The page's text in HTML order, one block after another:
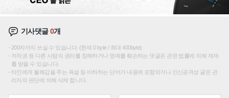
기사댓글0개
200자까지 쓰실 수 있습니다. (현재 0 byte / 최대 400byte)
저작권 등 다른 사람의 권리를 침해하거나 명예를 훼손하는 댓글은 관련 법률에 의해 제재
를 받을 수 있습니다.
타인에게 불쾌감을 주는 욕설 등 비하하는 단어가 내용에 포함되거나 인신공격성 글은 관
리자의 판단에 의해 삭제 합니다.